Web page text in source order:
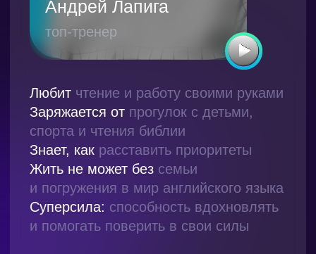
Отвечает за подготовку, проведение
и сопровождение тренинговых
программ и стратегических сессий.